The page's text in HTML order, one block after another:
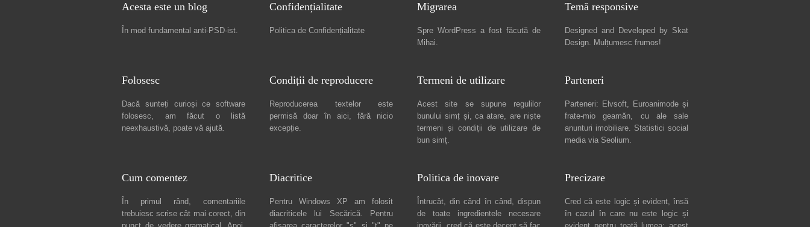
Acesta este un blog
În mod fundamental anti-PSD-ist.
Confidențialitate
Politica de Confidențialitate
Migrarea
Spre WordPress a fost făcută de
Mihai.
Temă responsive
Designed and Developed by Skat
Design. Mulțumesc frumos!
Folosesc
Dacă sunteți curioși ce software
folosesc, am făcut o listă
neexhaustivă, poate vă ajută.
Condiții de reproducere
Reproducerea textelor este
permisă doar în aici, fără nicio
excepție.
Termeni de utilizare
Acest site se supune regulilor
bunului simț și, ca atare, are niște
termeni și condiții de utilizare de
bun simț.
Parteneri
Parteneri: Elvsoft, Euroanimode și
frate-mio geamăn, cu ale sale
anunturi imobiliare. Statistici social
media via Seolium.
Cum comentez
În primul rând, comentariile
trebuiesc scrise cât mai corect, din
Diacritice
Pentru Windows XP am folosit
diacriticele lui Secărică. Pentru
Politica de inovare
Întrucât, din când în când, dispun
de toate ingredientele necesare
Precizare
Cred că este logic și evident, însă
în cazul în care nu este logic și